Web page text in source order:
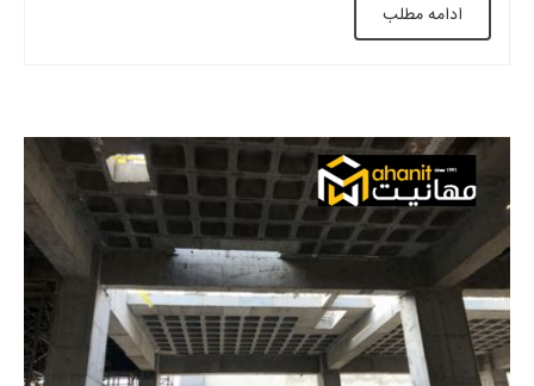
کلی از این نوع سقف […]
ادامه مطلب